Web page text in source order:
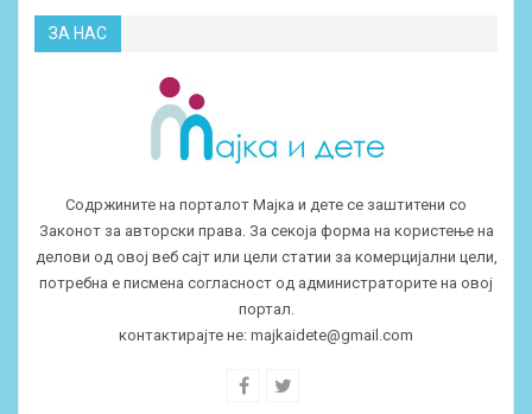
ЗА НАС
Содржините на порталот Мајка и дете се заштитени со
Законот за авторски права. За секоја форма на користење на
делови од овој веб сајт или цели статии за комерцијални цели,
потребна е писмена согласност од администраторите на овој
портал.
контактирајте не: majkaidete@gmail.com